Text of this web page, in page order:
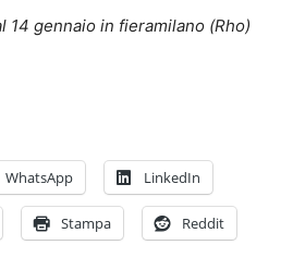
14 gennaio in fieramilano (Rho)
WhatsApp LinkedIn
Stampa Reddit